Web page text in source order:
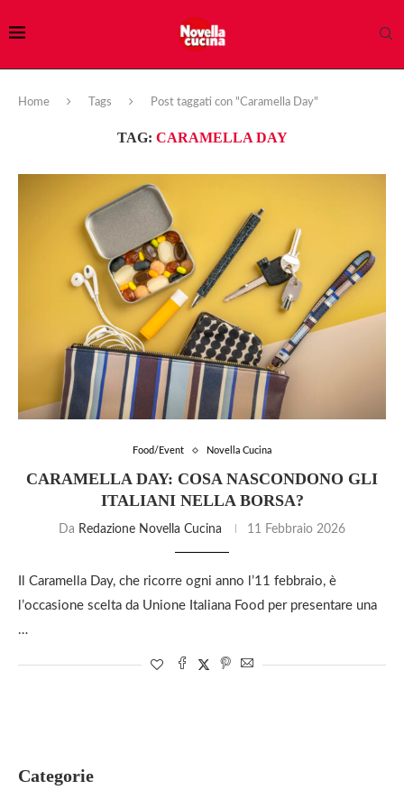
Home Tags Post taggati con "Caramella Day"
TAG: CARAMELLA DAY
Food/Event Novella Cucina
CARAMELLA DAY: COSA NASCONDONO GLI
ITALIANI NELLA BORSA?
Da Redazione Novella Cucina 11 Febbraio 2026
Il Caramella Day, che ricorre ogni anno l’11 febbraio, è
l’occasione scelta da Unione Italiana Food per presentare una
…
Categorie